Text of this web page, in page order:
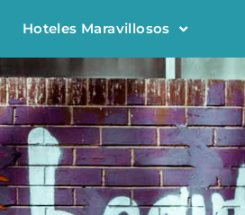
Hoteles Maravillosos